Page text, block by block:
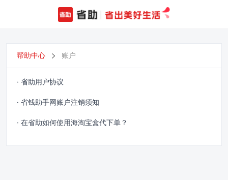
帮助中心 账户
· 省助用户协议
· 省钱助手网账户注销须知
· 在省助如何使用海淘宝盒代下单？